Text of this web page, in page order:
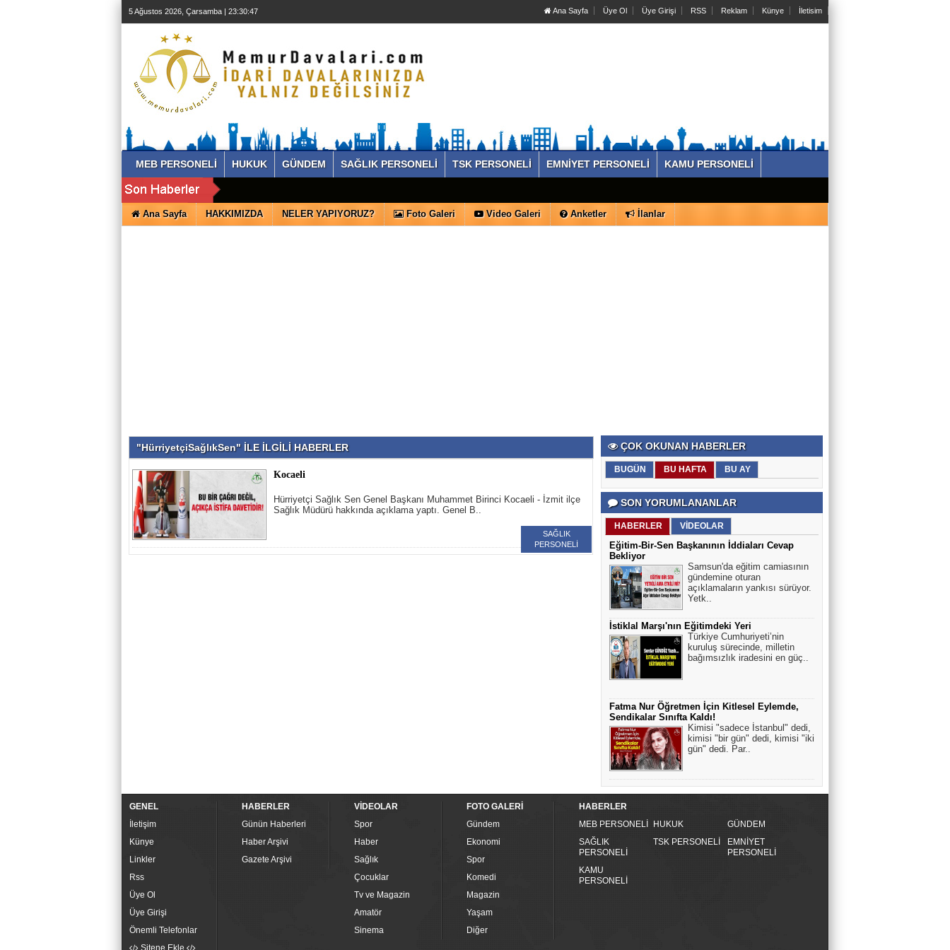
5 Ağustos 2026, Çarsamba | 23:30:48 Ana Sayfa Üye Ol Üye Girişi RSS Reklam Künye İletisim
MEB PERSONELİ HUKUK GÜNDEM SAĞLIK PERSONELİ TSK PERSONELİ EMNİYET PERSONELİ KAMU PERSONELİ
Ana Sayfa HAKKIMIZDA NELER YAPIYORUZ? Foto Galeri Video Galeri Anketler İlanlar
"HürriyetçiSağlıkSen" İLE İLGİLİ HABERLER
Kocaeli
Hürriyetçi Sağlık Sen Genel Başkanı Muhammet Birinci Kocaeli - İzmit ilçe
Sağlık Müdürü hakkında açıklama yaptı. Genel B..
SAĞLIK
PERSONELİ
ÇOK OKUNAN HABERLER
BUGÜN BU HAFTA BU AY
SON YORUMLANANLAR
HABERLER VİDEOLAR
Eğitim-Bir-Sen Başkanının İddiaları Cevap
Bekliyor
Samsun'da eğitim camiasının
gündemine oturan
açıklamaların yankısı sürüyor.
Yetk..
İstiklal Marşı'nın Eğitimdeki Yeri
Türkiye Cumhuriyeti’nin
kuruluş sürecinde, milletin
bağımsızlık iradesini en güç..
Fatma Nur Öğretmen İçin Kitlesel Eylemde,
Sendikalar Sınıfta Kaldı!
Kimisi "sadece İstanbul" dedi,
kimisi "bir gün" dedi, kimisi "iki
gün" dedi. Par..
GENEL
İletişim
Künye
Linkler
Rss
Üye Ol
Üye Girişi
Önemli Telefonlar
Sitene Ekle
HABERLER
Günün Haberleri
Haber Arşivi
Gazete Arşivi
VİDEOLAR
Spor
Haber
Sağlık
Çocuklar
Tv ve Magazin
Amatör
Sinema
FOTO GALERİ
Gündem
Ekonomi
Spor
Komedi
Magazin
Yaşam
Diğer
HABERLER
MEB PERSONELİ
HUKUK
GÜNDEM
SAĞLIK
PERSONELİ
TSK PERSONELİ
EMNİYET
PERSONELİ
KAMU
PERSONELİ